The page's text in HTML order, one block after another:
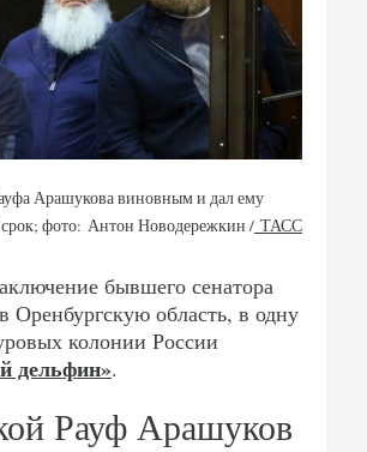
Арашукова виновным и дал ему
фото: Антон Новодережкин / ТАСС
бывшего сенатора
Оренбургскую область, в одну
колонии России
дельфин».
Рауф Арашуков